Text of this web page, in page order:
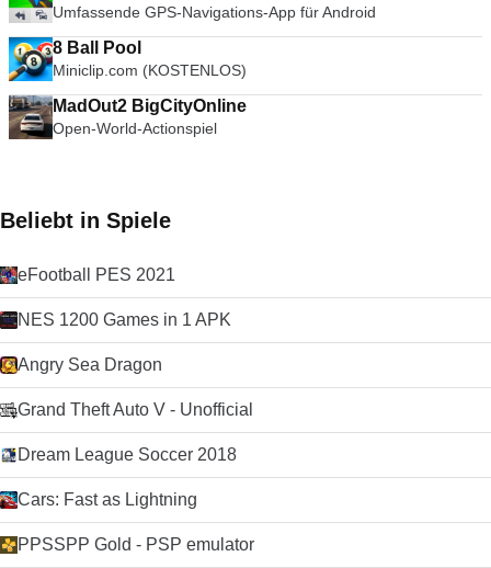
Umfassende GPS-Navigations-App für Android
8 Ball Pool
Miniclip.com (KOSTENLOS)
MadOut2 BigCityOnline
Open-World-Actionspiel
Beliebt in Spiele
eFootball PES 2021
NES 1200 Games in 1 APK
Angry Sea Dragon
Grand Theft Auto V - Unofficial
Dream League Soccer 2018
Cars: Fast as Lightning
PPSSPP Gold - PSP emulator